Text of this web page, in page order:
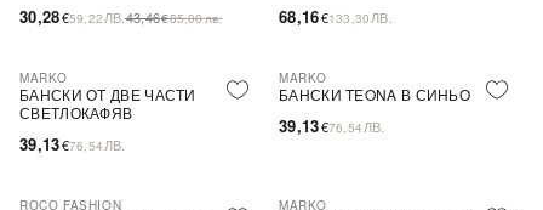
30,28€59,22 ЛВ.43,46€85,00лв. 68,16€133,30 ЛВ.
MARKO
БАНСКИ ОТ ДВЕ ЧАСТИ
СВЕТЛОКАФЯВ
39,13€76,54 ЛВ.
MARKO
БАНСКИ TEONA В СИНЬО
39,13€76,54 ЛВ.
ROCO FASHION MARKO